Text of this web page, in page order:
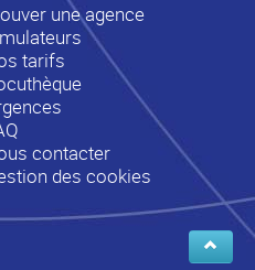
une agence
tarifs
contacter
des cookies